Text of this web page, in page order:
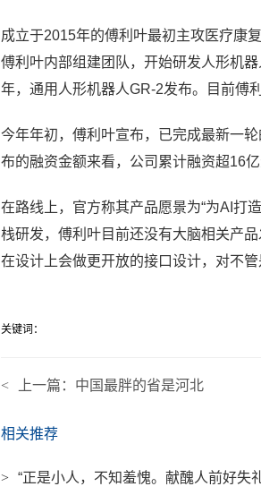
成立于2015年的傅利叶最初主攻医疗康
傅利叶内部组建团队，开始研发人形机器
年，通用人形机器人GR-2发布。目前傅
今年年初， 傅利叶宣布，已完成最新一
布的融资金额来看，公司累计融资超16
在路线上，官方称其产品愿景为“为AI打
栈研发，傅利叶目前还没有大脑相关产品
在设计上会做更开放的接口设计，对不
关键词：
< 上一篇： 中国最胖的省是河北
相关推荐
> “正是小人，不知羞愧。献醜人前好失